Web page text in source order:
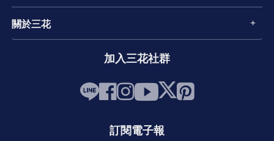
關於三花
加入三花社群
訂閱電子報